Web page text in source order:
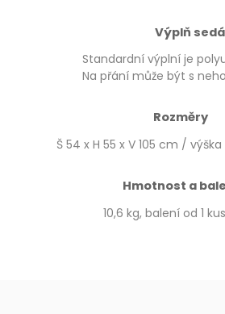
Výplň
Standardní výplní je
Na přání může být s
Rozměry
Š 54 x H 55 x V 105 cm /
Hmotnost a
10,6 kg, balení od 1